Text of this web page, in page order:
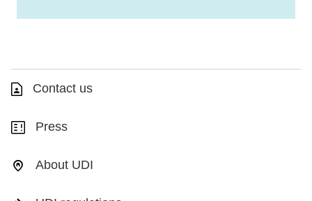
Contact us
Press
About UDI